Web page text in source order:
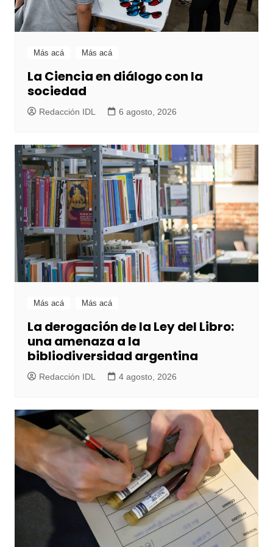
Más acá Más acá
La Ciencia en diálogo con la
sociedad
Redacción IDL 6 agosto, 2026
Más acá Más acá
La derogación de la Ley del Libro:
una amenaza a la
bibliodiversidad argentina
Redacción IDL 4 agosto, 2026